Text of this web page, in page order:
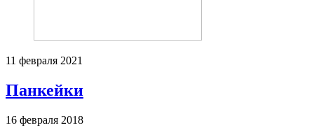
11 февраля 2021
Панкейки
16 февраля 2018